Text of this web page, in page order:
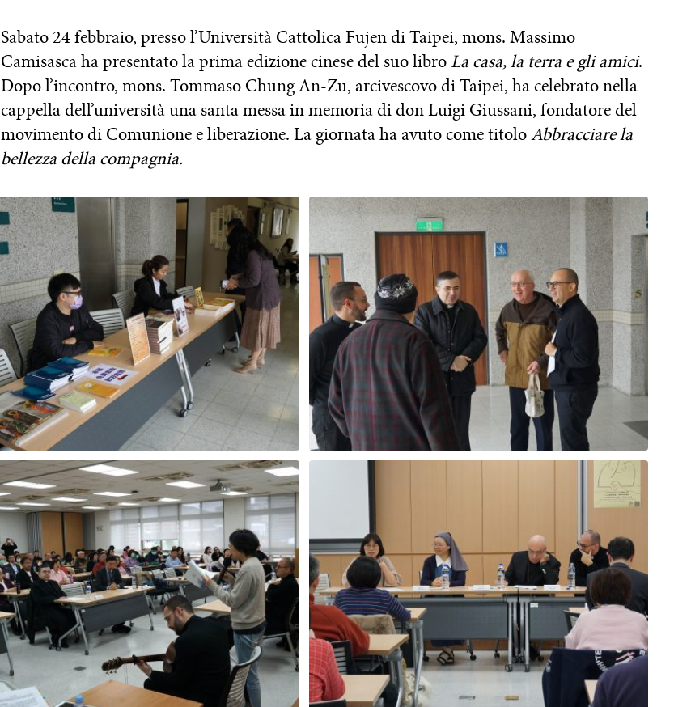
Sabato 24 febbraio, presso l’Università Cattolica Fujen di Taipei, mons. Massimo
Camisasca ha presentato la prima edizione cinese del suo libro La casa, la terra e gli amici.
Dopo l’incontro, mons. Tommaso Chung An-Zu, arcivescovo di Taipei, ha celebrato nella
cappella dell’università una santa messa in memoria di don Luigi Giussani, fondatore del
movimento di Comunione e liberazione. La giornata ha avuto come titoloAbbracciare la
bellezza della compagnia.